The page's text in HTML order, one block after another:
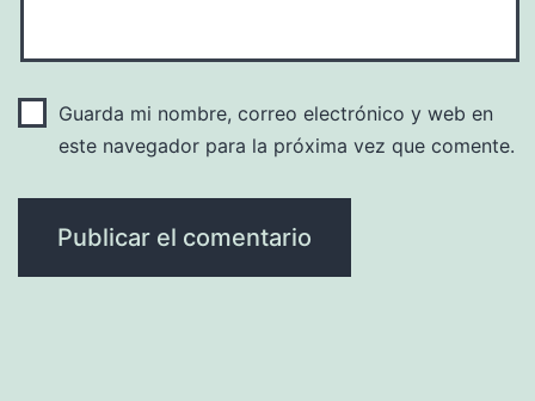
Guarda mi nombre, correo electrónico y web en
este navegador para la próxima vez que comente.